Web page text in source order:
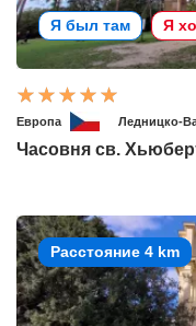
Я был там Я
Европа Ледницко-
Часовня св.
Расстояние 4 km